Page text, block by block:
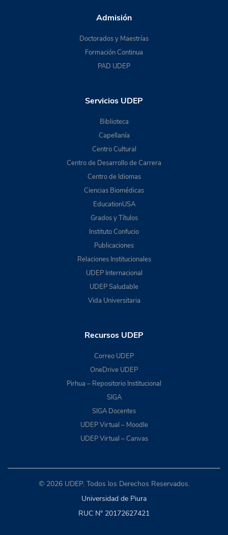
Admisión
Doctorados y Maestrías
Formación Continua
PAD UDEP
Servicios UDEP
Biblioteca
Capellanía
Centro Cultural
Centro de Desarrollo de Carrera
Centro de Idiomas
Ciencias Biomédicas
EducationUSA
Grados y Títulos
Instituto Confucio
Publicaciones
Relaciones Institucionales
UDEP Internacional
UDEP Saludable
Vida Universitaria
Recursos UDEP
Correo UDEP
OneDrive UDEP
Pirhua – Repositorio Institucional
SIGA
SIGA Docentes
UDEP Virtual – Moodle
UDEP Virtual – Canvas
© 2026 UDEP. Todos los Derechos Reservados.
Universidad de Piura
RUC N° 20172627421